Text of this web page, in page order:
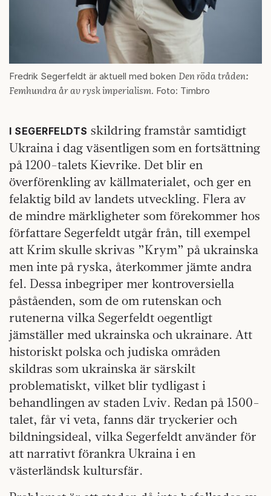
Fredrik Segerfeldt är aktuell med boken Den röda tråden:
Femhundra år av rysk imperialism. Foto: Timbro
I SEGERFELDTS skildring framstår samtidigt
Ukraina i dag väsentligen som en fortsättning
på 1200-talets Kievrike. Det blir en
överförenkling av källmaterialet, och ger en
felaktig bild av landets utveckling. Flera av
de mindre märkligheter som förekommer hos
författare Segerfeldt utgår från, till exempel
att Krim skulle skrivas ”Krym” på ukrainska
men inte på ryska, återkommer jämte andra
fel. Dessa inbegriper mer kontroversiella
påståenden, som de om rutenskan och
rutenerna vilka Segerfeldt oegentligt
jämställer med ukrainska och ukrainare. Att
historiskt polska och judiska områden
skildras som ukrainska är särskilt
problematiskt, vilket blir tydligast i
behandlingen av staden Lviv. Redan på 1500-
talet, får vi veta, fanns där tryckerier och
bildningsideal, vilka Segerfeldt använder för
att narrativt förankra Ukraina i en
västerländsk kultursfär.